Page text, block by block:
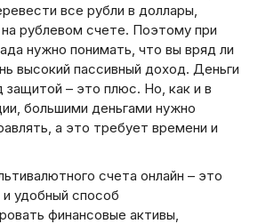
все рубли в доллары,
на рублевом счете. Поэтому при
нужно понимать, что вы вряд ли
высокий пассивный доход. Деньги
защитой – это плюс. Но, как и в
большими деньгами нужно
а это требует времени и
счета онлайн – это
удобный способ
финансовые активы,